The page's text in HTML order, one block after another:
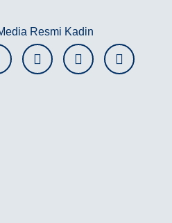
Resmi Kadin